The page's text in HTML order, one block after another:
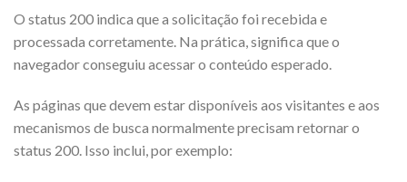
O status 200 indica que a solicitação foi recebida e
processada corretamente. Na prática, significa que o
navegador conseguiu acessar o conteúdo esperado.
As páginas que devem estar disponíveis aos visitantes e aos
mecanismos de busca normalmente precisam retornar o
status 200. Isso inclui, por exemplo: